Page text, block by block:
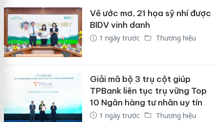
Vẽ ước mơ, 21 họa sỹ nhí được
BIDV vinh danh
1 ngày trước Thương hiệu
Giải mã bộ 3 trụ cột giúp
TPBank liên tục trụ vững Top
10 Ngân hàng tư nhân uy tín
1 ngày trước Thương hiệu